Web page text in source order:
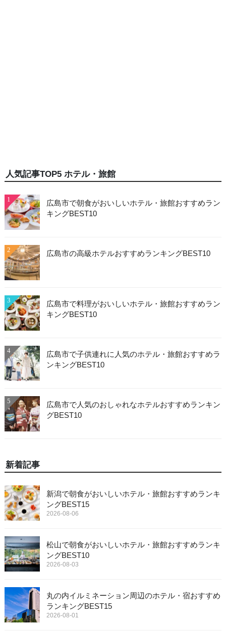
人気記事TOP5 ホテル・旅館
1
広島市で朝食がおいしいホテル・旅館おすすめラン
キングBEST10
2 広島市の高級ホテルおすすめランキングBEST10
3
広島市で料理がおいしいホテル・旅館おすすめラン
キングBEST10
4
広島市で子供連れに人気のホテル・旅館おすすめラ
ンキングBEST10
5
広島市で人気のおしゃれなホテルおすすめランキン
グBEST10
新着記事
新潟で朝食がおいしいホテル・旅館おすすめランキ
ングBEST15
2026-08-06
松山で朝食がおいしいホテル・旅館おすすめランキ
ングBEST10
2026-08-03
丸の内イルミネーション周辺のホテル・宿おすすめ
ランキングBEST15
2026-08-01